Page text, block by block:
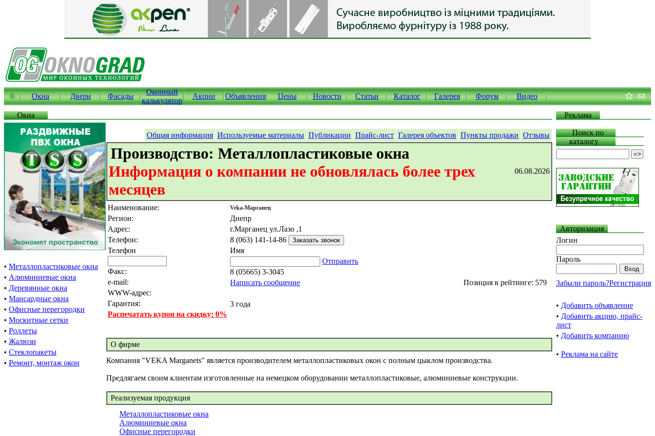
Окна Двери Фасады
Оконный
калькулятор
Акции Объявления Цены Новости Статьи Каталог Галерея Форум Видео
Окна Реклама
• Металлопластиковые окна
• Алюминиевые окна
• Деревянные окна
• Мансардные окна
• Офисные перегородки
• Москитные сетки
• Роллеты
• Жалюзи
• Стеклопакеты
• Ремонт, монтаж окон
Общая информация Используемые материалы Публикации Прайс-лист Галерея объектов Пункты продажи Отзывы
Производство: Металлопластиковые окна
Информация о компании не обновлялась более трех
месяцев
06.08.2026
Наименование:
Регион:
Адрес:
Телефон:
Телефон
Факс:
e-mail:
WWW-адрес:
Гарантия:
Распечатать купон на скидку: 0%
Veka-Марганец
Днепр
г.Марганец ул.Лазо ,1
8 (063) 141-14-86
Имя
Отправить
8 (05665) 3-3045
Написать сообщение
3 года
Позиция в рейтинге: 579
О фирме
Компания "VEKA Marganets" является производителем металлопластиковых окон с полным цыклом производства.
Предлягаем своим клиентам изготовленные на немецком оборудовании металлопластиковые, алюминиевые конструкции.
Реализуемая продукция
Металлопластиковые окна
Алюминиевые окна
Офисные перегородки
Поиск по
каталогу
Авторизация
Логин
Пароль
Забыли пароль?Регистрация
• Добавить объявление
• Добавить акцию, прайс-
лист
• Добавить компанию
• Реклама на сайте